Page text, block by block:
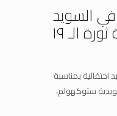
في السويد
تنظم احتفالية بمناسبة ثورة الـ ١٩
احتفالية بمناسبة
السويدية ستوكهولم،